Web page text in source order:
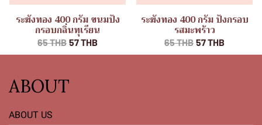
ระฆังทอง 400 กรัม ขนมปัง
กรอบกลิ่นทุเรียน
65 THB 57 THB
ระฆังทอง 400 กรัม ปังกรอบ
รสมะพร้าว
65 THB 57 THB
ABOUT
ABOUT US